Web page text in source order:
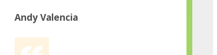
Andy Valencia